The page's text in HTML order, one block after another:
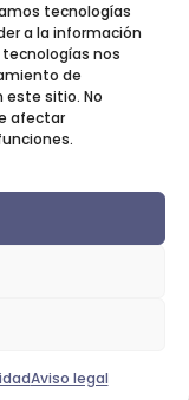
tecnologías
a la información
nos
de
este sitio. No
afectar
Aviso legal
Today I will
big eyes
there is